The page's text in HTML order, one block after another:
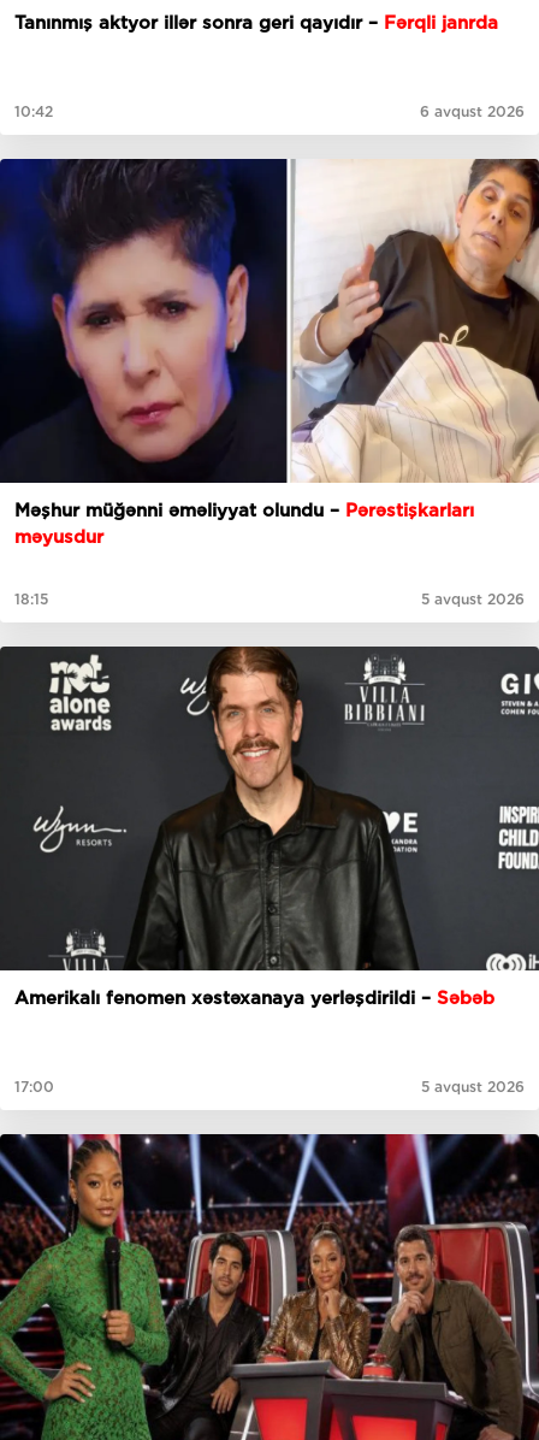
Tanınmış aktyor illər sonra geri qayıdır – Fərqli janrda
10:42 6 avqust 2026
Məşhur müğənni əməliyyat olundu – Pərəstişkarları
məyusdur
18:15 5 avqust 2026
Amerikalı fenomen xəstəxanaya yerləşdirildi – Səbəb
17:00 5 avqust 2026